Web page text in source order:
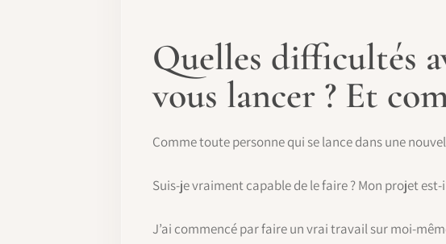
Quelles difficultés
vous lancer ? Et
Comme toute personne qui se lance dans une
Suis-je vraiment capable de le faire ? Mon projet
J’ai commencé par faire un vrai travail sur moi-